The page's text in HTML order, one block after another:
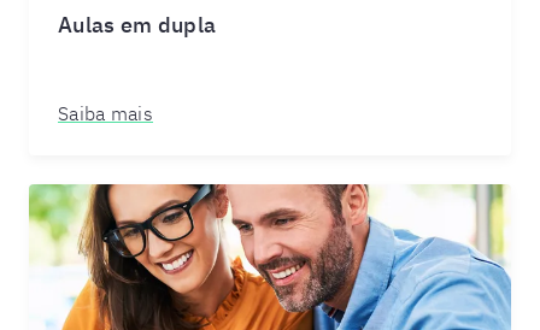
Aulas em dupla
Saiba mais